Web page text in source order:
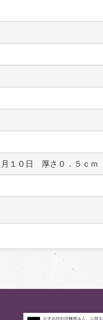
１０日　厚さ０．５ｃｍ